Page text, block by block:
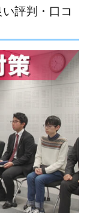
評判・口コ